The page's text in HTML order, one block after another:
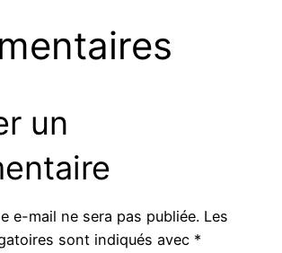
un
e-mail ne sera pas publiée. Les
sont indiqués avec *